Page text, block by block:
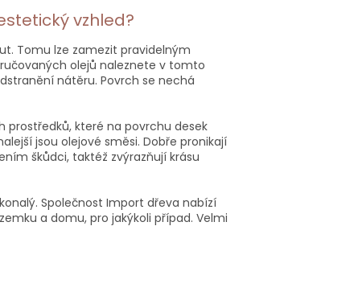
vzhled?
Tomu lze zamezit pravidelným
olejů naleznete v tomto
nátěru. Povrch se nechá
prostředků, které na povrchu desek
jsou olejové směsi. Dobře pronikají
škůdci, taktéž zvýrazňují krásu
Společnost Import dřeva nabízí
a domu, pro jakýkoli případ. Velmi